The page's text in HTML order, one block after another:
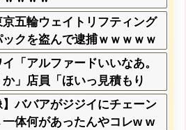
京五輪ウェイトリフティング
クを盗んで逮捕ｗｗｗｗｗ
イ「アルファードいいなあ。
」店員「ほいっ見積もり
「金額おかしくね？」←お前
よな？？？？？
】ババアがジジイにチェーン
体何があったんやコレw w